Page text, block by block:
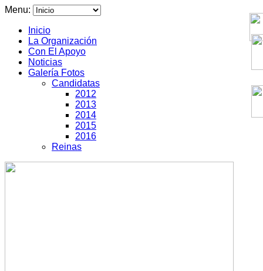
Menu:
Inicio
La Organización
Con El Apoyo
Noticias
Galería Fotos
Candidatas
2012
2013
2014
2015
2016
Reinas